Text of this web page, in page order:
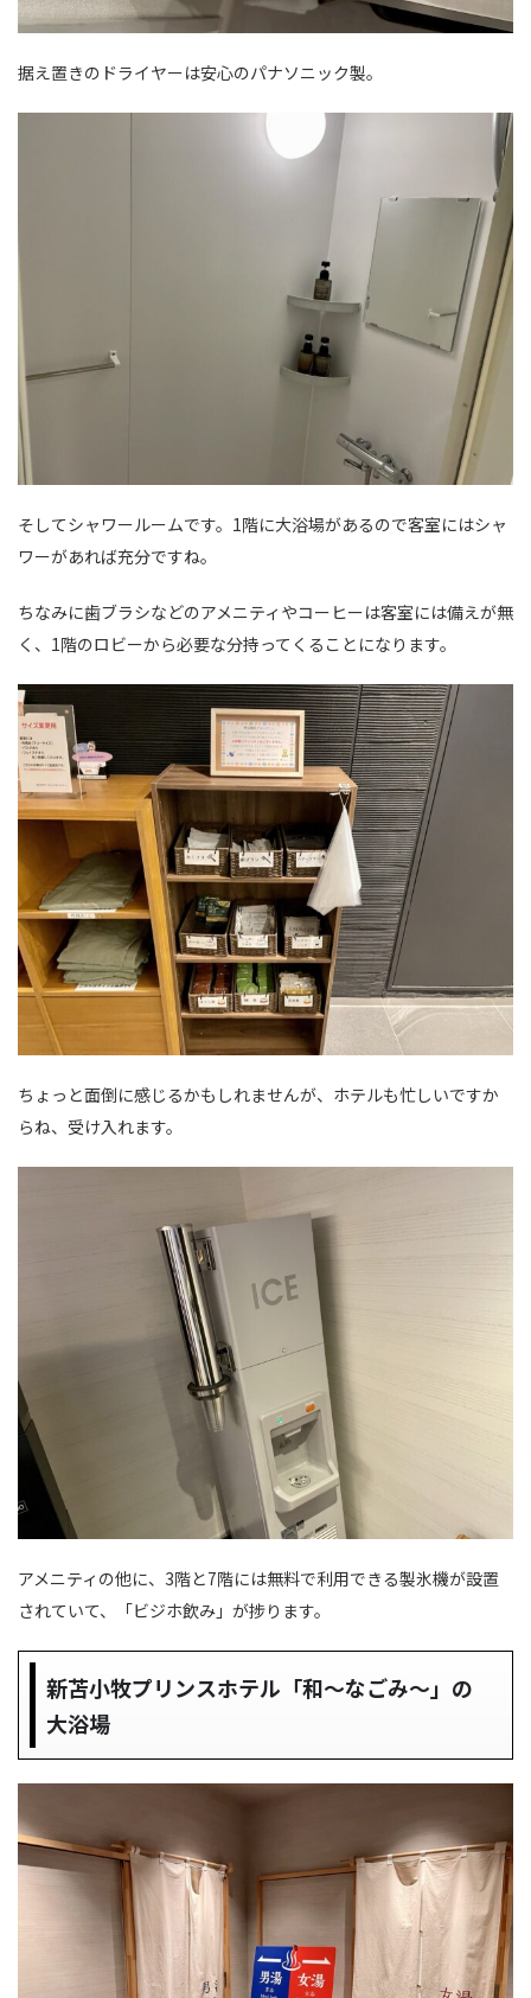
据え置きのドライヤーは安心のパナソニック製。
そしてシャワールームです。1階に大浴場があるので客室にはシャ
ワーがあれば充分ですね。
ちなみに歯ブラシなどのアメニティやコーヒーは客室には備えが無
く、1階のロビーから必要な分持ってくることになります。
ちょっと面倒に感じるかもしれませんが、ホテルも忙しいですか
らね、受け入れます。
アメニティの他に、3階と7階には無料で利用できる製氷機が設置
されていて、「ビジホ飲み」が捗ります。
新苫小牧プリンスホテル「和〜なごみ〜」の
大浴場